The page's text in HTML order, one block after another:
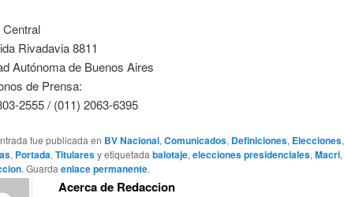
Rivadavia 8811
Autónoma de Buenos Aires
de Prensa:
2555 / (011) 2063-6395
fue publicada en BV Nacional, Comunicados, Definiciones, Elecciones,
, Portada, Titularesy etiquetada balotaje, elecciones presidenciales, Macri,
. Guarda enlace permanente.
Acerca de Redaccion